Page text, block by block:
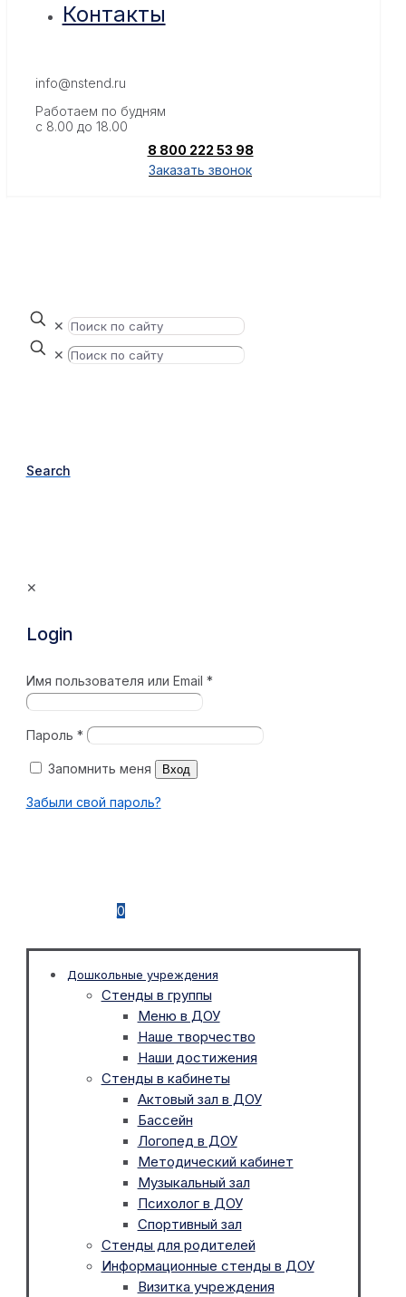
Контакты
info@nstend.ru
Работаем по будням
с 8.00 до 18.00
8 800 222 53 98
Заказать звонок
✕
✕
Search
✕
Login
Имя пользователя или Email *
Пароль *
Запомнить меня Вход
Забыли свой пароль?
0
Дошкольные учреждения
Стенды в группы
Меню в ДОУ
Наше творчество
Наши достижения
Стенды в кабинеты
Актовый зал в ДОУ
Бассейн
Логопед в ДОУ
Методический кабинет
Музыкальный зал
Психолог в ДОУ
Спортивный зал
Стенды для родителей
Информационные стенды в ДОУ
Визитка учреждения